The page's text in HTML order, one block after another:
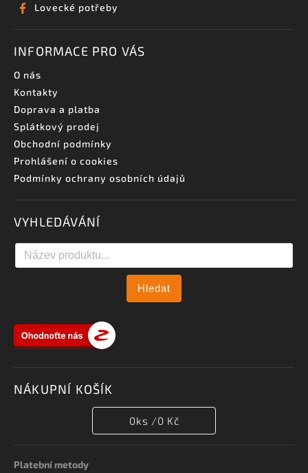
Lovecké potřeby
INFORMACE PRO VÁS
O nás
Kontakty
Doprava a platba
Splátkový prodej
Obchodní podmínky
Prohlášení o cookies
Podmínky ochrany osobních údajů
VYHLEDÁVÁNÍ
Hledat
NÁKUPNÍ KOŠÍK
0ks /0 Kč
Platební metody